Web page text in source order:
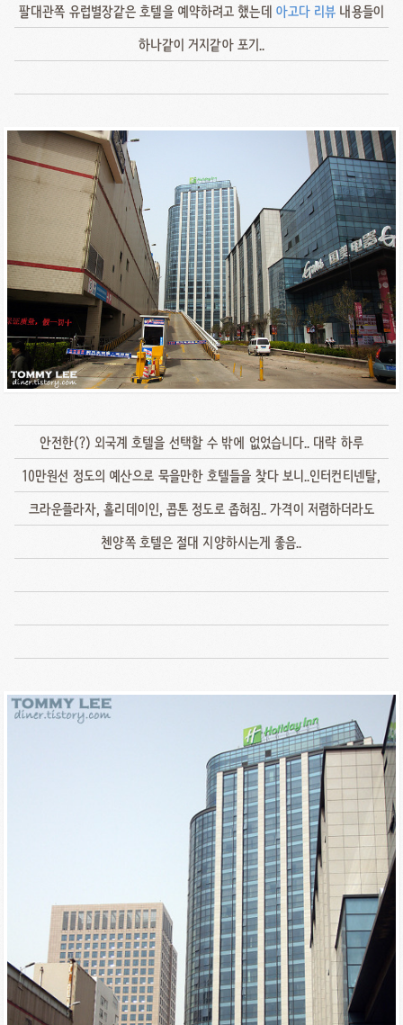
팔대관쪽 유럽별장같은 호텔을 예약하려고 했는데 아고다 리뷰 내용들이
하나같이 거지같아 포기..
안전한(?) 외국계 호텔을 선택할 수 밖에 없었습니다.. 대략 하루
10만원선 정도의 예산으로 묵을만한 호텔들을 찾다 보니..인터컨티넨탈,
크라운플라자, 홀리데이인, 콥톤 정도로 좁혀짐.. 가격이 저렴하더라도
첸양쪽 호텔은 절대 지양하시는게 좋음..